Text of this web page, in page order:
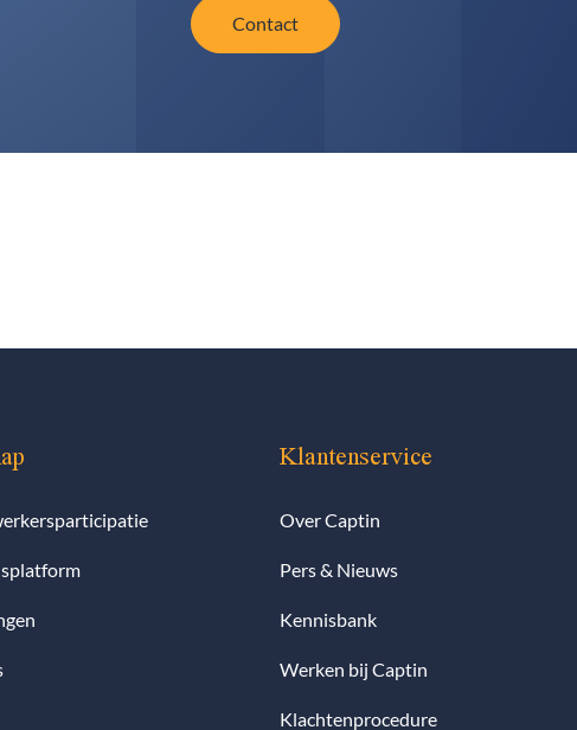
Contact
Contact
Klantenservice
Over Captin
Pers & Nieuws
Kennisbank
Werken bij Captin
Klachtenprocedure